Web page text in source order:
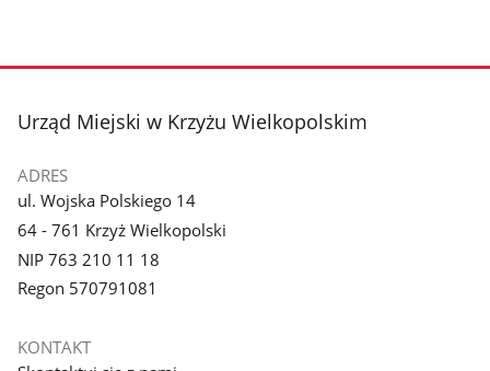
stopka
Urząd Miejski w Krzyżu Wielkopolskim
ADRES
ul. Wojska Polskiego 14
64 - 761 Krzyż Wielkopolski
NIP 763 210 11 18
Regon 570791081
KONTAKT